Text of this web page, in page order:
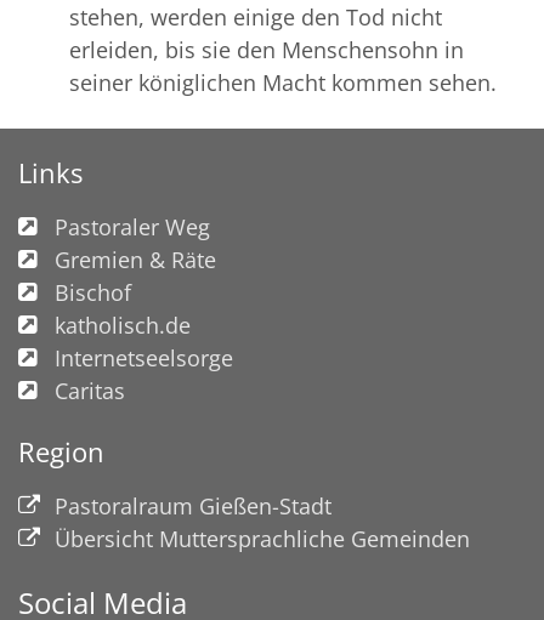
stehen, werden einige den Tod nicht
erleiden, bis sie den Menschensohn in
seiner königlichen Macht kommen sehen.
Links
Pastoraler Weg
Gremien & Räte
Bischof
katholisch.de
Internetseelsorge
Caritas
Region
Pastoralraum Gießen-Stadt
Übersicht Muttersprachliche Gemeinden
Social Media